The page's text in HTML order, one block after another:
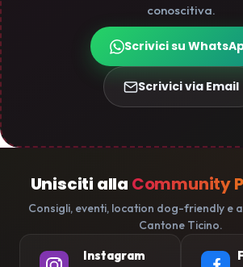
conoscitiva.
Scrivici su
Scrivici via Email
Unisciti alla Community
Consigli, eventi, location dog-friendly e
Cantone Ticino.
Instagram